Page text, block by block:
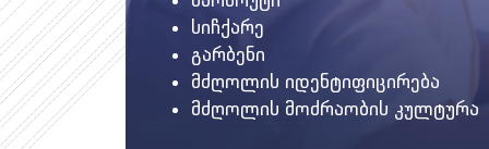
სიჩქარე
გარბენი
მძღოლის იდენტიფიცირება
მძღოლის მოძრაობის კულტურა